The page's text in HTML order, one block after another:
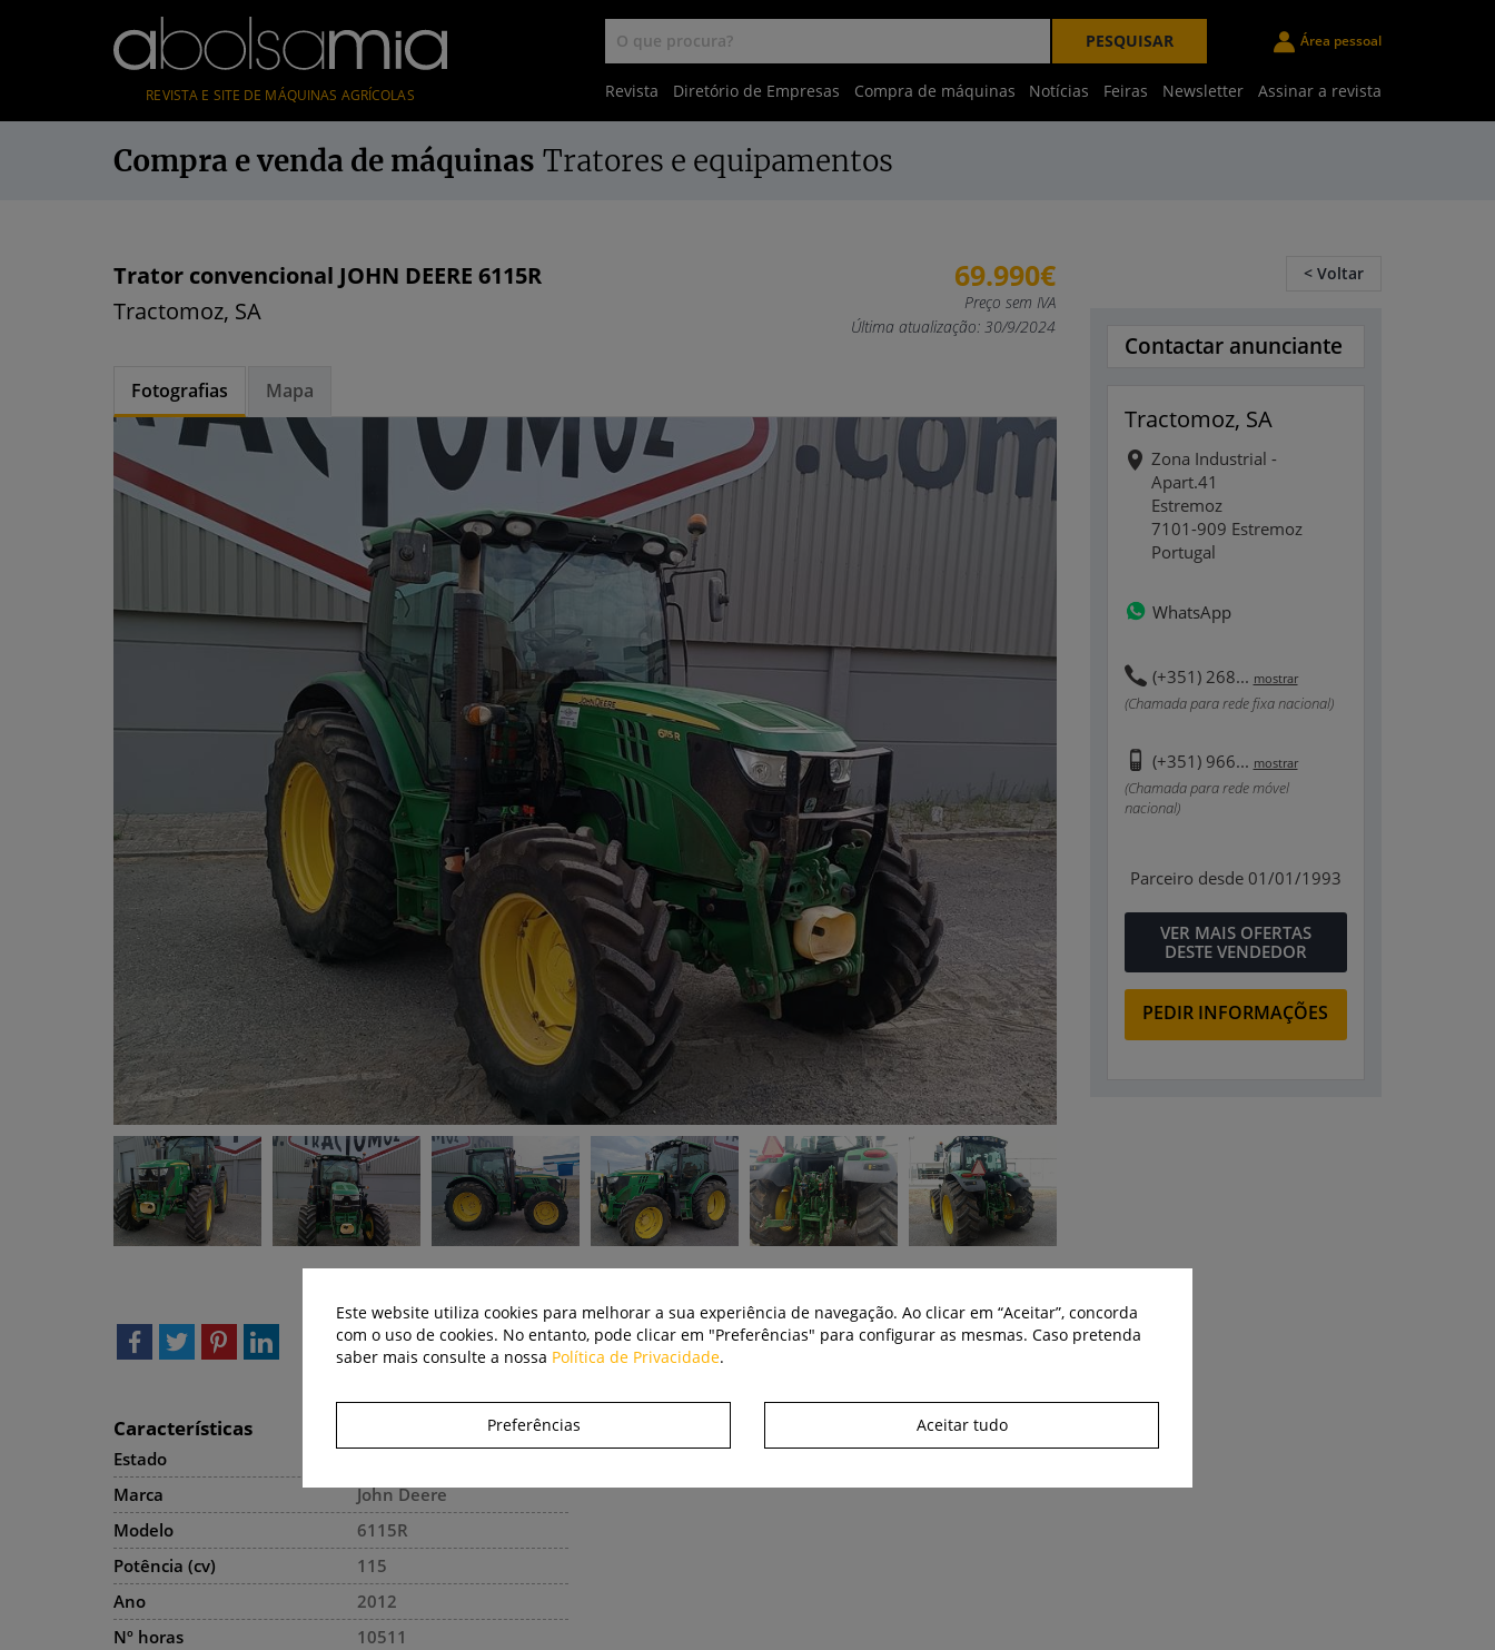
REVISTA E SITE DE MÁQUINAS AGRÍCOLAS
PESQUISAR Área pessoal
Revista Diretório de Empresas Compra de máquinas Notícias Feiras Newsletter Assinar a revista
Compra e venda de máquinas Tratores e equipamentos
Trator convencional JOHN DEERE 6115R
Tractomoz, SA
69.990€
Preço sem IVA
Última atualização: 30/9/2024
Fotografias Mapa
Partilhe:
Características
Estado
Marca
John Deere
Modelo
6115R
Potência (cv)
115
Ano
2012
Nº horas
10511
< Voltar
Contactar anunciante
Tractomoz, SA
Zona Industrial -
Apart.41
Estremoz
7101-909 Estremoz
Portugal
WhatsApp
(+351) 268... mostrar
(Chamada para rede fixa nacional)
(+351) 966... mostrar
(Chamada para rede móvel
nacional)
Parceiro desde 01/01/1993
VER MAIS OFERTAS
DESTE VENDEDOR
PEDIR INFORMAÇÕES
Este website utiliza cookies para melhorar a sua experiência de navegação. Ao clicar em “Aceitar”, concorda
com o uso de cookies. No entanto, pode clicar em "Preferências" para configurar as mesmas. Caso pretenda
saber mais consulte a nossa Política de Privacidade.
Preferências Aceitar tudo